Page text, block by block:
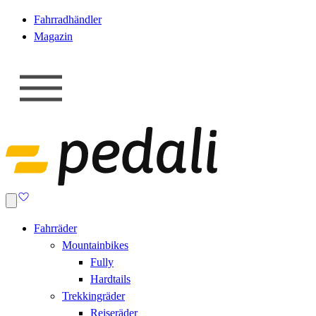
Fahrradhändler
Magazin
Fahrräder
Mountainbikes
Fully
Hardtails
Trekkingräder
Reiseräder